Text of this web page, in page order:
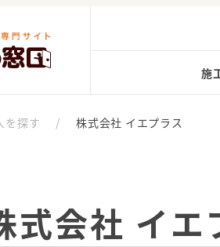
施
を探す / 株式会社 イエプラス
式会社 イエ